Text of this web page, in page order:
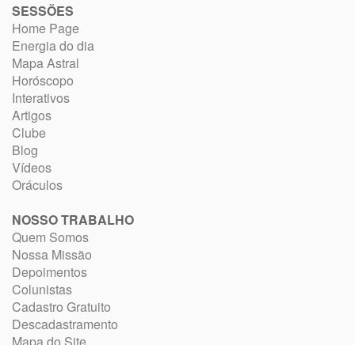
SESSÕES
Home Page
Energia do dia
Mapa Astral
Horóscopo
Interativos
Artigos
Clube
Blog
Vídeos
Oráculos
NOSSO TRABALHO
Quem Somos
Nossa Missão
Depoimentos
Colunistas
Cadastro Gratuito
Descadastramento
Mapa do Site